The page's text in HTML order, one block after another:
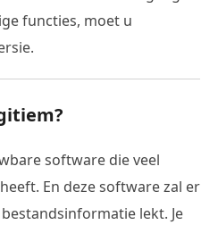
functies, moet u
software die veel
En deze software zal er
lekt. Je